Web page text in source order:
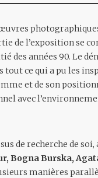
de l’exposition se
des années 90. Le
ce qui a pu les
et de son
avec
de recherche de
Bogna Burska,
manières